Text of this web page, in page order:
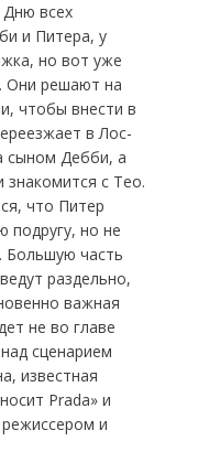
Дню всех
и Питера, у
но вот уже
Они решают на
чтобы внести в
в Лос-
сыном Дебби, а
с Тео.
что Питер
подругу, но не
Большую часть
раздельно,
важная
не во главе
сценарием
известная
Prada» и
и